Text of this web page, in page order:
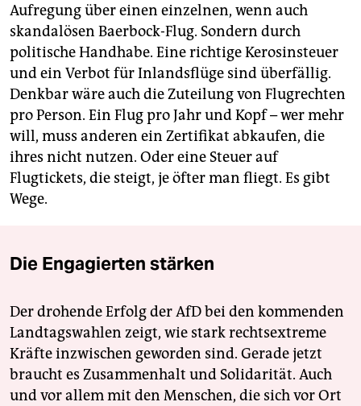
Aufregung über einen einzelnen, wenn auch
skandalösen Baerbock-Flug. Sondern durch
politische Handhabe. Eine richtige Kerosinsteuer
und ein Verbot für Inlandsflüge sind überfällig.
Denkbar wäre auch die Zuteilung von Flugrechten
pro Person. Ein Flug pro Jahr und Kopf – wer mehr
will, muss anderen ein Zertifikat abkaufen, die
ihres nicht nutzen. Oder eine Steuer auf
Flugtickets, die steigt, je öfter man fliegt. Es gibt
Wege.
Die Engagierten stärken
Der drohende Erfolg der AfD bei den kommenden
Landtagswahlen zeigt, wie stark rechtsextreme
Kräfte inzwischen geworden sind. Gerade jetzt
braucht es Zusammenhalt und Solidarität. Auch
und vor allem mit den Menschen, die sich vor Ort